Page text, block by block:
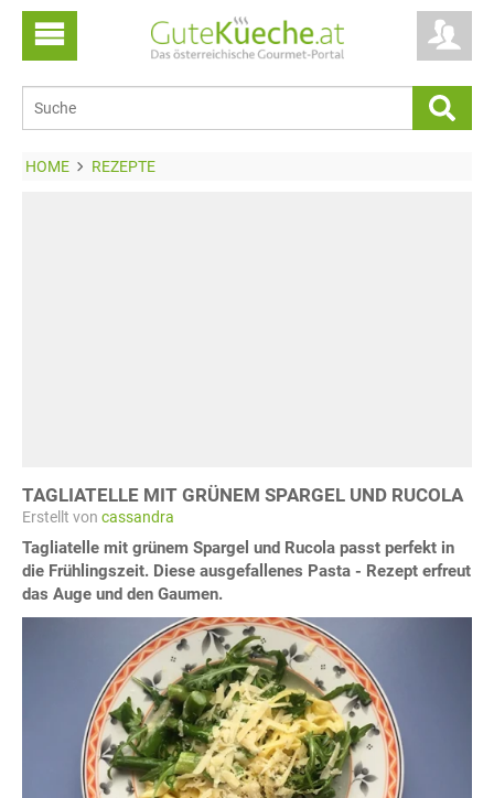
HOME REZEPTE
TAGLIATELLE MIT GRÜNEM SPARGEL UND RUCOLA
Erstellt von cassandra
Tagliatelle mit grünem Spargel und Rucola passt perfekt in
die Frühlingszeit. Diese ausgefallenes Pasta - Rezept erfreut
das Auge und den Gaumen.